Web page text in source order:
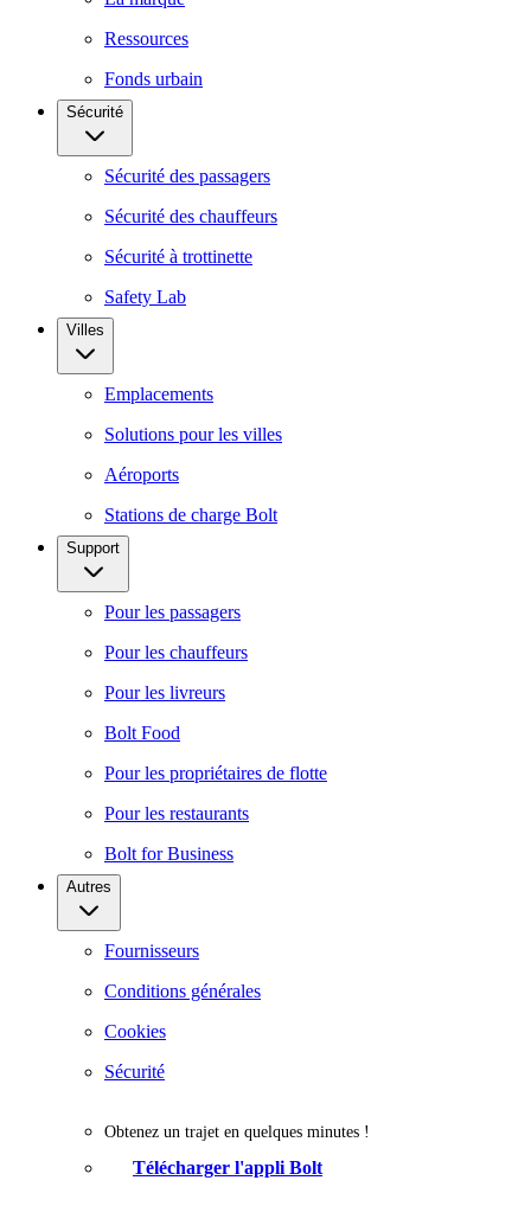
Ressources
Fonds urbain
Sécurité
Sécurité des passagers
Sécurité des chauffeurs
Sécurité à trottinette
Safety Lab
Villes
Emplacements
Solutions pour les villes
Aéroports
Stations de charge Bolt
Support
Pour les passagers
Pour les chauffeurs
Pour les livreurs
Bolt Food
Pour les propriétaires de flotte
Pour les restaurants
Bolt for Business
Autres
Fournisseurs
Conditions générales
Cookies
Sécurité
Obtenez un trajet en quelques minutes !
Télécharger l'appli Bolt